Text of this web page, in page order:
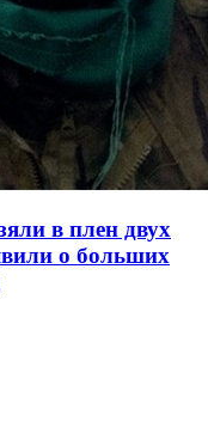
в плен двух
о больших